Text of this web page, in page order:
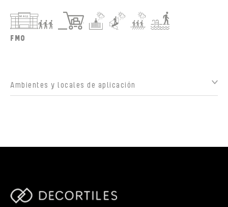
FMO
Ambientes y locales de aplicación